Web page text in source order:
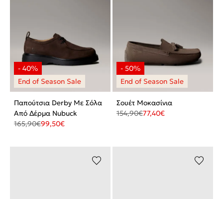
Παπούτσια Derby Με Σόλα
Από Δέρμα Nubuck
165,90€99,50€
Σουέτ Μοκασίνια
154,90€77,40€